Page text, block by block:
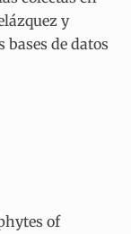
y
bases de datos
of